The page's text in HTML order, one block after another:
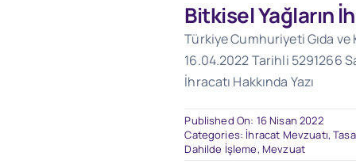
Bitkisel Yağların
Türkiye Cumhuriyeti Gıda
16.04.2022 Tarihli 5291266
İhracatı Hakkında Yazı
Published On: 16 Nisan 2022
Categories: İhracat Mevzuatı,
Dahilde İşleme, Mevzuat